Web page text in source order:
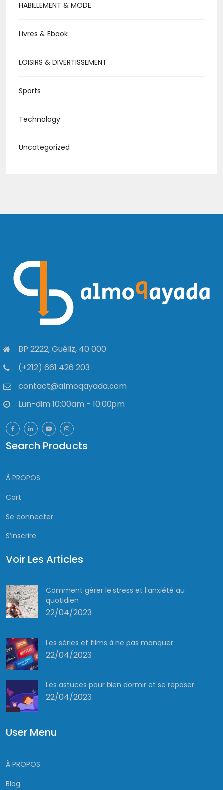
HABILLEMENT & MODE
Livres & Ebook
LOISIRS & DIVERTISSEMENT
Sports
Technology
Uncategorized
BP 2222, Guéliz, 40 000
(+212) 661 426 203
contact@almoqayada.com
Lun-dim 10:00am - 10:00pm
Search Products
À PROPOS
Cart
Se connecter
S’inscrire
Voir Les Articles
Comment gérer le stress et l’anxiété au
quotidien
22/04/2023
Les séries et films à ne pas manquer
22/04/2023
Les astuces pour bien dormir et se reposer
22/04/2023
User Menu
À PROPOS
Blog